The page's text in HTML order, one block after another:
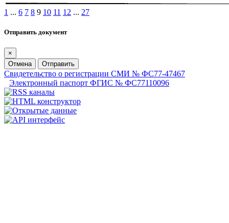
1 ... 6 7 8 9 10 11 12 ... 27
Отправить документ
×
Отмена
Отправить
Свидетельство о регистрации СМИ № ФС77-47467
Электронный паспорт ФГИС № ФС77110096